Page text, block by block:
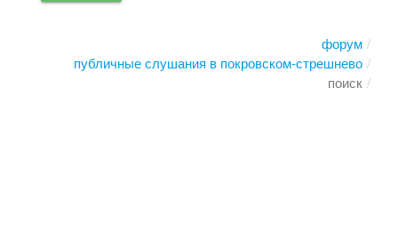
форум
публичные слушания в покровском-стрешнево
поиск